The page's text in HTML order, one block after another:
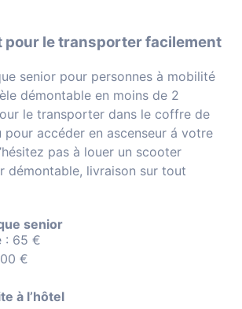
pour le transporter facilement
senior pour personnes à mobilité
démontable en moins de 2
le transporter dans le coffre de
accéder en ascenseur á votre
pas à louer un scooter
démontable, livraison sur tout
senior
: 65 €
€
à l’hôtel